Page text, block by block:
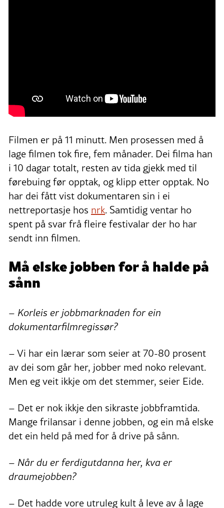
Filmen er på 11 minutt. Men prosessen med å
lage filmen tok fire, fem månader. Dei filma han
i 10 dagar totalt, resten av tida gjekk med til
førebuing før opptak, og klipp etter opptak. No
har dei fått vist dokumentaren sin i ei
nettreportasje hos nrk. Samtidig ventar ho
spent på svar frå fleire festivalar der ho har
sendt inn filmen.
Må elske jobben for å halde på
sånn
– Korleis er jobbmarknaden for ein
dokumentarfilmregissør?
– Vi har ein lærar som seier at 70-80 prosent
av dei som går her, jobber med noko relevant.
Men eg veit ikkje om det stemmer, seier Eide.
– Det er nok ikkje den sikraste jobbframtida.
Mange frilansar i denne jobben, og ein må elske
det ein held på med for å drive på sånn.
– Når du er ferdigutdanna her, kva er
draumejobben?
– Det hadde vore utruleg kult å leve av å lage